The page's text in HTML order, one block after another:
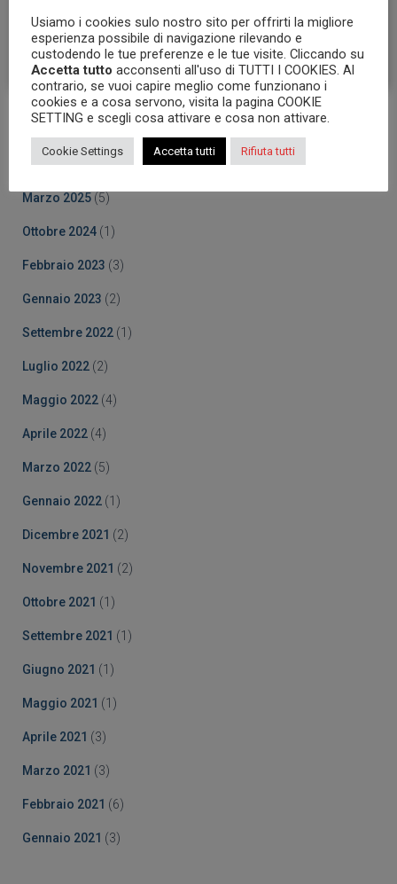
Archives
Ottobre 2025(5)
Marzo 2025 (5)
Ottobre 2024 (1)
Febbraio 2023 (3)
Gennaio 2023 (2)
Settembre 2022 (1)
Luglio 2022 (2)
Maggio 2022 (4)
Aprile 2022 (4)
Marzo 2022 (5)
Gennaio 2022 (1)
Dicembre 2021 (2)
Novembre 2021 (2)
Ottobre 2021 (1)
Settembre 2021 (1)
Giugno 2021 (1)
Maggio 2021 (1)
Aprile 2021 (3)
Marzo 2021 (3)
Febbraio 2021 (6)
Gennaio 2021 (3)
Usiamo i cookies sulo nostro sito per offrirti la migliore
esperienza possibile di navigazione rilevando e
custodendo le tue preferenze e le tue visite. Cliccando su
Accetta tutto acconsenti all'uso di TUTTI I COOKIES. Al
contrario, se vuoi capire meglio come funzionano i
cookies e a cosa servono, visita la pagina COOKIE
SETTING e scegli cosa attivare e cosa non attivare.
Cookie Settings Accetta tutti Rifiuta tutti